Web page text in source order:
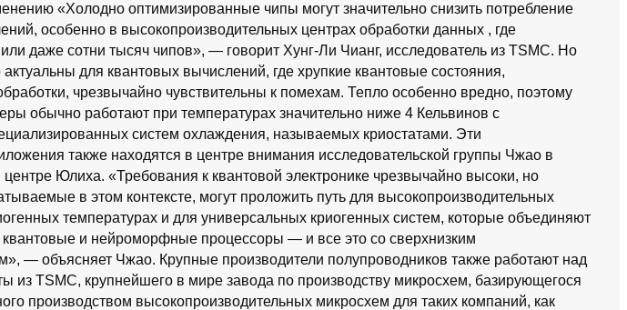
«Холодно оптимизированные чипы могут значительно снизить потребление
особенно в высокопроизводительных центрах обработки данных , где
даже сотни тысяч чипов», — говорит Хунг-Ли Чианг, исследователь из TSMC. Но
для квантовых вычислений, где хрупкие квантовые состояния,
чрезвычайно чувствительны к помехам. Тепло особенно вредно, поэтому
обычно работают при температурах значительно ниже 4 Кельвинов с
систем охлаждения, называемых криостатами. Эти
также находятся в центре внимания исследовательской группы Чжао в
центре Юлиха. «Требования к квантовой электронике чрезвычайно высоки, но
в этом контексте, могут проложить путь для высокопроизводительных
температурах и для универсальных криогенных систем, которые объединяют
и нейроморфные процессоры — и все это со сверхнизким
— объясняет Чжао. Крупные производители полупроводников также работают над
из TSMC, крупнейшего в мире завода по производству микросхем, базирующегося
производством высокопроизводительных микросхем для таких компаний, как